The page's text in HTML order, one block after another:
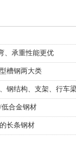
、承重性能更优
槽钢两大类
钢结构、支架、行车
合金钢材
长条钢材